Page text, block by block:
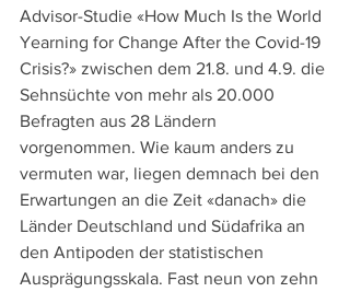
Advisor-Studie «How Much Is the World
Yearning for Change After the Covid-19
Crisis?» zwischen dem 21.8. und 4.9. die
Sehnsüchte von mehr als 20.000
Befragten aus 28 Ländern
vorgenommen. Wie kaum anders zu
vermuten war, liegen demnach bei den
Erwartungen an die Zeit «danach» die
Länder Deutschland und Südafrika an
den Antipoden der statistischen
Ausprägungsskala. Fast neun von zehn